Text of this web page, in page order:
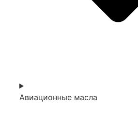
Авиационные масла